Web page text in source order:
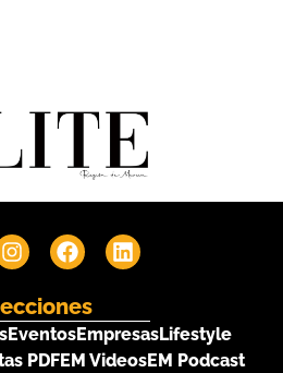
EventosEmpresasLifestyle
PDFEM VideosEM Podcast